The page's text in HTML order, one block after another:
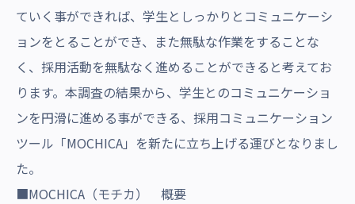
ていく事ができれば、学生としっかりとコミュニケーシ
ョンをとることができ、また無駄な作業をすることな
く、採用活動を無駄なく進めることができると考えてお
ります。本調査の結果から、学生とのコミュニケーショ
ンを円滑に進める事ができる、採用コミュニケーション
ツール「MOCHICA」を新たに立ち上げる運びとなりまし
た。
■MOCHICA（モチカ） 概要